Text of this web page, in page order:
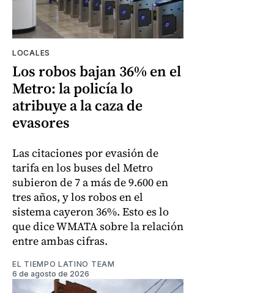
LOCALES
Los robos bajan 36% en el
Metro: la policía lo
atribuye a la caza de
evasores
Las citaciones por evasión de
tarifa en los buses del Metro
subieron de 7 a más de 9.600 en
tres años, y los robos en el
sistema cayeron 36%. Esto es lo
que dice WMATA sobre la relación
entre ambas cifras.
EL TIEMPO LATINO TEAM
6 de agosto de 2026